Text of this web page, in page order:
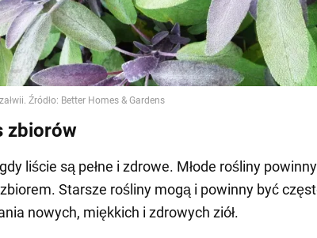
zbiorów
liście są pełne i zdrowe. Młode rośliny
Starsze rośliny mogą i powinny być
nowych, miękkich i zdrowych ziół.